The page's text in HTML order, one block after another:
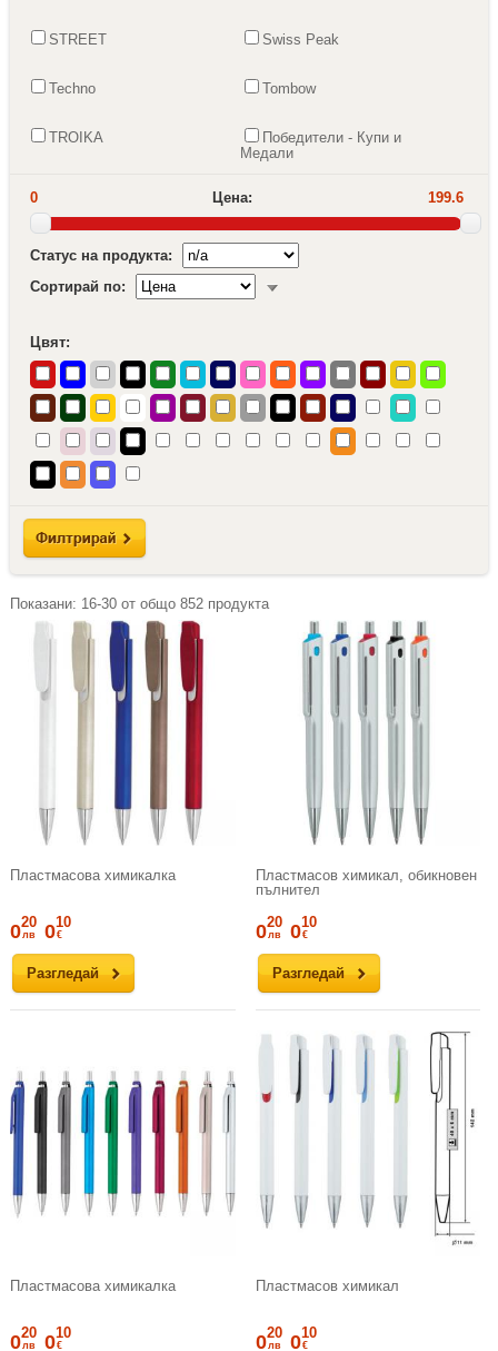
STREET Swiss Peak
Techno Tombow
TROIKA
Победители - Купи и
Медали
0 Цена: 199.6
Статус на продукта:
Сортирай по:
Цвят:
Показани: 16-30от общо 852продукта
Пластмасова химикалка
Разгледай
020
лв 010
€
Пластмасов химикал, обикновен
пълнител
Разгледай
020
лв 010
€
Пластмасова химикалка
020
лв 010
€
Пластмасов химикал
020
лв 010
€